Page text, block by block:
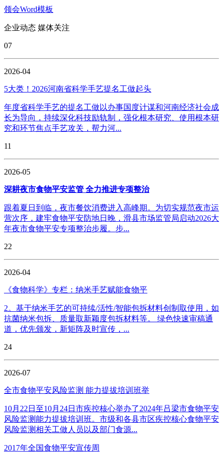
领会Word模板
企业动态 媒体关注
07
2026-04
5大类！2026河南省科学手艺提名工做起头
年度省科学手艺的提名工做以办事国度计谋和河南经济社会成
长为导向，持续深化科技励轨制，强化根本研究、使用根本研
究和环节焦点手艺攻关，帮力河...
11
2026-05
深耕夜市食物平安监管 全力推进专项整治
跟着夏日到临，夜市餐饮消费进入高峰期。为切实规范夜市运
营次序，建牢食物平安防地日晚，滑县市场监管局启动2026大
年夜市食物平安专项整治步履。步...
22
2026-04
《食物科学》专栏：纳米手艺赋能食物平
2。基于纳米手艺的可持续/活性/智能包拆材料创制取使用，如
抗菌纳米包拆、质量取新颖度包拆材料等。 绿色快速审稿通
道，优先颁发，新矩阵及时宣传，...
24
2026-07
全市食物平安风险监测 能力提拔培训班举
10月22日至10月24日市疾控核心举办了2024年吕梁市食物平安
风险监测能力提拔培训班。市级和各县市区疾控核心食物平安
风险监测相关工做人员以及部门食源...
2017年全国食物平安宣传周